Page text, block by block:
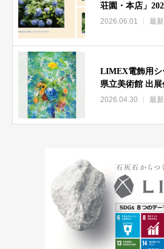
荘園・本店」
2026.06.01 最
LIMEX電飾用シ
県立美術館 出展
2026.04.30 最